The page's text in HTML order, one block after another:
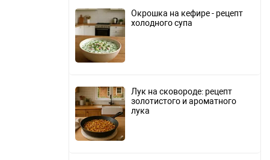
Окрошка на кефире - рецепт
холодного супа
Лук на сковороде: рецепт
золотистого и ароматного
лука